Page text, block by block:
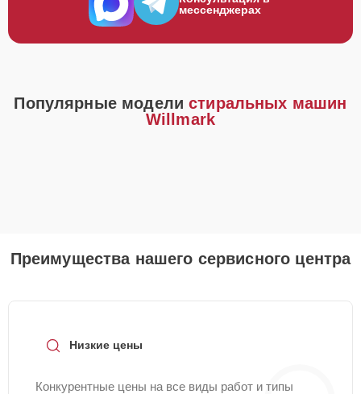
мессенджерах
Популярные моделистиральных машин
Willmark
Преимущества нашего сервисного центра
Низкие цены
Конкурентные цены на все виды работ и типы